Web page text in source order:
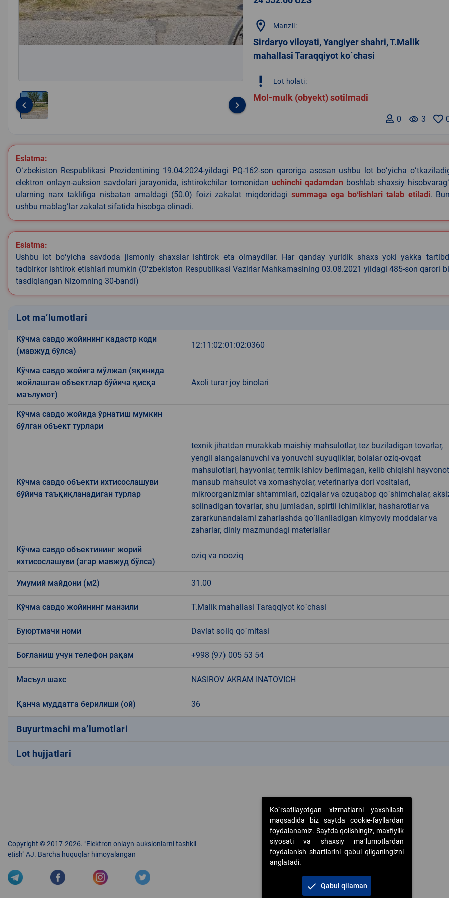
of
1
keyboard_arrow_left keyboard_arrow_right
location_on Manzil:
Sirdaryo viloyati, Yangiyer shahri, T.Malik
mahallasi Taraqqiyot ko`chasi
priority_high Lot holati:
Mol-mulk (obyekt) sotilmadi
remove_red_eye 3
0
Eslatma:
Oʻzbekiston Respublikasi Prezidentining 19.04.2024-yildagi PQ-162-son qaroriga asosan ushbu lot boʻyicha
elektron onlayn-auksion savdolari jarayonida, ishtirokchilar tomonidan uchinchi qadamdan boshlab shaxsiy
ularning narx taklifiga nisbatan amaldagi (50.0) foizi zakalat miqdoridagi summaga ega boʻlishlari talab etiladi.
ushbu mablagʻlar zakalat sifatida hisobga olinadi.
Eslatma:
Ushbu lot boʻyicha savdoda jismoniy shaxslar ishtirok eta olmaydilar. Har qanday yuridik shaxs yoki yakka
tadbirkor ishtirok etishlari mumkin (Oʻzbekiston Respublikasi Vazirlar Mahkamasining 03.08.2021 yildagi 485-son qarori
tasdiqlangan Nizomning 30-bandi)
Lot ma’lumotlari
Кўчма савдо жойининг кадастр коди
(мавжуд бўлса)
12:11:02:01:02:0360
Кўчма савдо жойига мўлжал (яқинида
жойлашган объектлар бўйича қисқа
маълумот)
Axoli turar joy binolari
Кўчма савдо жойида ўрнатиш мумкин
бўлган объект турлари
Кўчма савдо объекти ихтисослашуви
бўйича таъқиқланадиган турлар
texnik jihatdan murakkab maishiy mahsulotlar, tez buziladigan tovarlar,
yengil alangalanuvchi va yonuvchi suyuqliklar, bolalar oziq-ovqat
mahsulotlari, hayvonlar, termik ishlov berilmagan, kelib chiqishi
mansub mahsulot va xomashyolar, veterinariya dori vositalari,
mikroorganizmlar shtammlari, oziqalar va ozuqabop qo`shimchalar,
solinadigan tovarlar, shu jumladan, spirtli ichimliklar, hasharotlar va
zararkunandalarni zaharlashda qo`llaniladigan kimyoviy moddalar va
zaharlar, diniy mazmundagi materiallar
Кўчма савдо объектининг жорий
ихтисослашуви (агар мавжуд бўлса)
oziq va nooziq
Умумий майдони (м2) 31.00
Кўчма савдо жойининг манзили T.Malik mahallasi Taraqqiyot ko`chasi
Буюртмачи номи Davlat soliq qo`mitasi
Боғланиш учун телефон рақам +998 (97) 005 53 54
Масъул шахс NASIROV AKRAM INATOVICH
Қанча муддатга берилиши (ой) 36
Buyurtmachi ma’lumotlari
Lot hujjatlari
Copyright © 2017-2026. "Elektron onlayn-auksionlarni tashkil
etish" AJ. Barcha huquqlar himoyalangan
Ko`rsatilayotgan xizmatlarni yaxshilash
maqsadida biz saytda cookie-fayllardan
foydalanamiz. Saytda qolishingiz, maxfiylik
siyosati va shaxsiy ma`lumotlardan
foydalanish shartlarini qabul qilganingizni
anglatadi.
check Qabul qilaman